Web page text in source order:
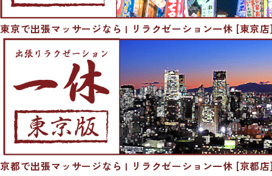
東京で出張マッサージなら | リラクゼーション一休 [東京
京都で出張マッサージなら | リラクゼーション一休 [京都